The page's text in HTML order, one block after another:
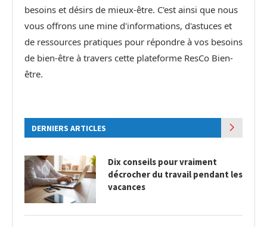
besoins et désirs de mieux-être. C'est ainsi que nous
vous offrons une mine d'informations, d'astuces et
de ressources pratiques pour répondre à vos besoins
de bien-être à travers cette plateforme ResCo Bien-
être.
DERNIERS ARTICLES
Dix conseils pour vraiment
décrocher du travail pendant les
vacances